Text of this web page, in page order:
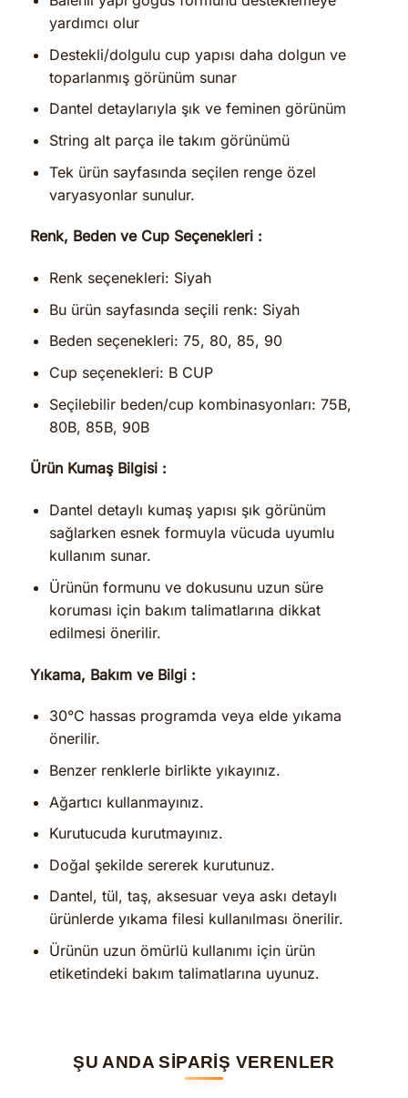
yardımcı olur
Destekli/dolgulu cup yapısı daha dolgun ve
toparlanmış görünüm sunar
Dantel detaylarıyla şık ve feminen görünüm
String alt parça ile takım görünümü
Tek ürün sayfasında seçilen renge özel
varyasyonlar sunulur.
Renk, Beden ve Cup Seçenekleri :
Renk seçenekleri: Siyah
Bu ürün sayfasında seçili renk: Siyah
Beden seçenekleri: 75, 80, 85, 90
Cup seçenekleri: B CUP
Seçilebilir beden/cup kombinasyonları: 75B,
80B, 85B, 90B
Ürün Kumaş Bilgisi :
Dantel detaylı kumaş yapısı şık görünüm
sağlarken esnek formuyla vücuda uyumlu
kullanım sunar.
Ürünün formunu ve dokusunu uzun süre
koruması için bakım talimatlarına dikkat
edilmesi önerilir.
Yıkama, Bakım ve Bilgi :
30°C hassas programda veya elde yıkama
önerilir.
Benzer renklerle birlikte yıkayınız.
Ağartıcı kullanmayınız.
Kurutucuda kurutmayınız.
Doğal şekilde sererek kurutunuz.
Dantel, tül, taş, aksesuar veya askı detaylı
ürünlerde yıkama filesi kullanılması önerilir.
Ürünün uzun ömürlü kullanımı için ürün
etiketindeki bakım talimatlarına uyunuz.
ŞU ANDA SİPARİŞ VERENLER